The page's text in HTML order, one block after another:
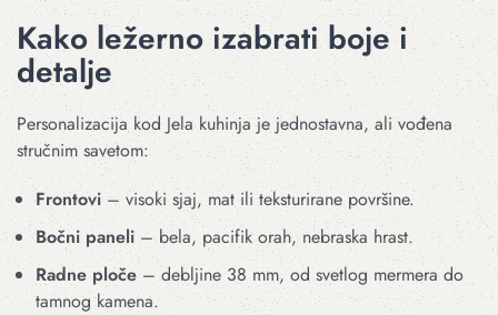
Kako ležerno izabrati boje i
detalje
Personalizacija kod Jela kuhinja je jednostavna, ali vođena
stručnim savetom:
Frontovi– visoki sjaj, mat ili teksturirane površine.
Bočni paneli– bela, pacifik orah, nebraska hrast.
Radne ploče– debljine 38 mm, od svetlog mermera do
tamnog kamena.